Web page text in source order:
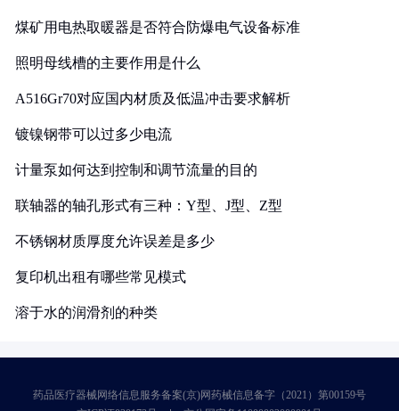
煤矿用电热取暖器是否符合防爆电气设备标准
照明母线槽的主要作用是什么
A516Gr70对应国内材质及低温冲击要求解析
镀镍钢带可以过多少电流
计量泵如何达到控制和调节流量的目的
联轴器的轴孔形式有三种：Y型、J型、Z型
不锈钢材质厚度允许误差是多少
复印机出租有哪些常见模式
溶于水的润滑剂的种类
药品医疗器械网络信息服务备案(京)网药械信息备字（2021）第00159号